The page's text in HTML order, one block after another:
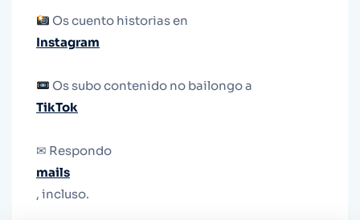
Os cuento historias en
Instagram
Os subo contenido no bailongo a
TikTok
✉ Respondo
mails
, incluso.